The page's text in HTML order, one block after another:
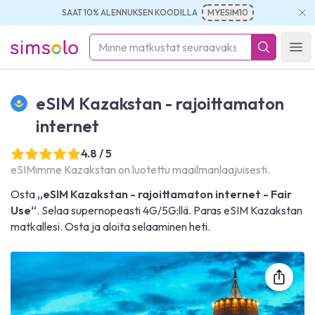
SAAT 10% ALENNUKSEN KOODILLA MYESIM10
simsolo
eSIM Kazakstan - rajoittamaton
internet
4.8 / 5
eSIMimme Kazakstan on luotettu maailmanlaajuisesti.
Osta „eSIM Kazakstan - rajoittamaton internet - Fair
Use“. Selaa supernopeasti 4G/5G:llä. Paras eSIM Kazakstan
matkallesi. Osta ja aloita selaaminen heti.